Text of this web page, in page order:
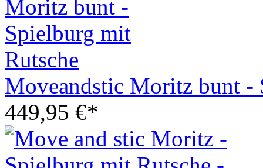
Moveandstic Moritz bunt -
449,95 €*